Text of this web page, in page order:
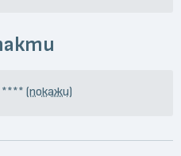
(покажи)